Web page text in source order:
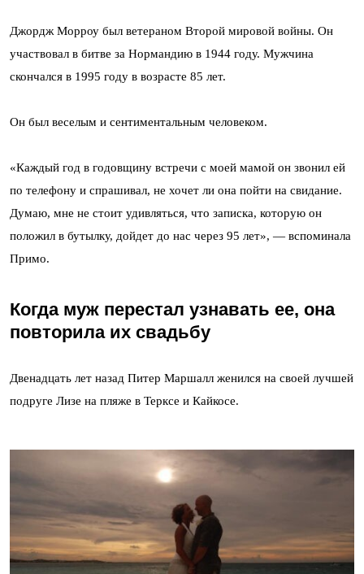
Джордж Морроу был ветераном Второй мировой войны. Он
участвовал в битве за Нормандию в 1944 году. Мужчина
скончался в 1995 году в возрасте 85 лет.
Он был веселым и сентиментальным человеком.
«Каждый год в годовщину встречи с моей мамой он звонил ей
по телефону и спрашивал, не хочет ли она пойти на свидание.
Думаю, мне не стоит удивляться, что записка, которую он
положил в бутылку, дойдет до нас через 95 лет», — вспоминала
Примо.
Когда муж перестал узнавать ее, она
повторила их свадьбу
Двенадцать лет назад Питер Маршалл женился на своей лучшей
подруге Лизе на пляже в Терксе и Кайкосе.